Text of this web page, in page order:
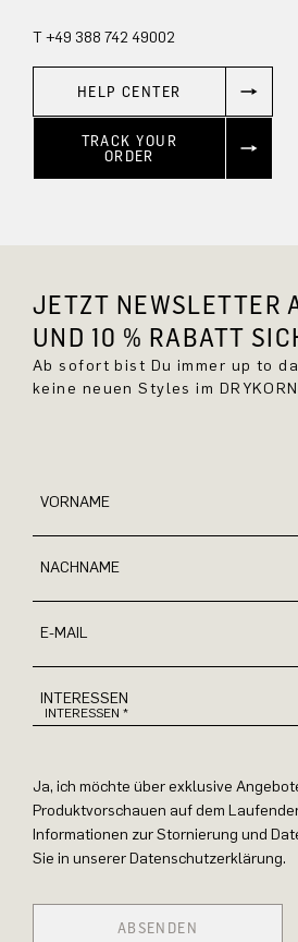
T +49 388 742 49002
HELP CENTER
TRACK YOUR
ORDER
JETZT NEWSLETTER
UND 10 % RABATT
Ab sofort bist Du immer up to
keine neuen Styles im
VORNAME
NACHNAME
E-MAIL
INTERESSEN
Ja, ich möchte über exklusive
Produktvorschauen auf dem
Informationen zur Stornierung und
Sie in unserer Datenschutzerklärung.
ABSENDEN